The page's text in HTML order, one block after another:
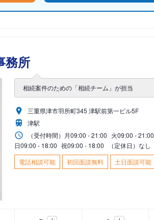
務所
相続案件のための「相続チーム」が担当
三重県津市羽所町345 津駅前第一ビル5F
津駅
（受付時間） 月09:00 - 21:00 火09:00 - 21:00
日09:00 - 18:00 祝09:00 - 18:00
（定休日）なし
電話相談可能
初回面談無料 土日面談可能